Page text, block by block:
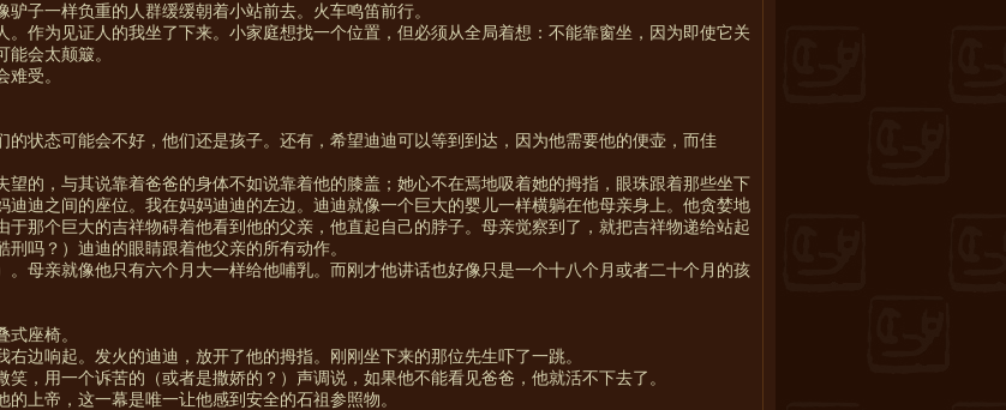
子一样负重的人群缓缓朝着小站前去。火车鸣笛前行。
。作为见证人的我坐了下来。小家庭想找一个位置，但必须从全局着想：不能靠窗坐，因为即使它关
会太颠簸。
受。
状态可能会不好，他们还是孩子。还有，希望迪迪可以等到到达，因为他需要他的便壶，而佳
的，与其说靠着爸爸的身体不如说靠着他的膝盖；她心不在焉地吸着她的拇指，眼珠跟着那些坐下
迪之间的座位。我在妈妈迪迪的左边。迪迪就像一个巨大的婴儿一样横躺在他母亲身上。他贪婪地
那个巨大的吉祥物碍着他看到他的父亲，他直起自己的脖子。母亲觉察到了，就把吉祥物递给站起
吗？）迪迪的眼睛跟着他父亲的所有动作。
母亲就像他只有六个月大一样给他哺乳。而刚才他讲话也好像只是一个十八个月或者二十个月的孩
座椅。
边响起。发火的迪迪，放开了他的拇指。刚刚坐下来的那位先生吓了一跳。
，用一个诉苦的（或者是撒娇的？）声调说，如果他不能看见爸爸，他就活不下去了。
上帝，这一幕是唯一让他感到安全的石祖参照物。